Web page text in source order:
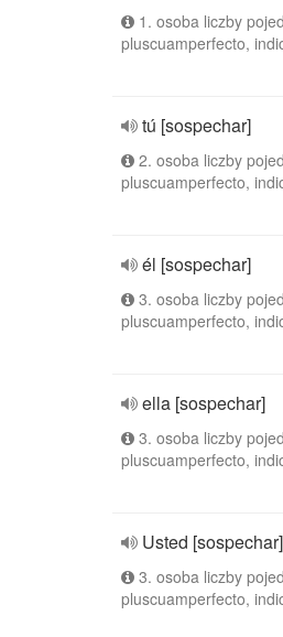
1. osoba liczby
pluscuamperfecto,
tú [sospechar]
2. osoba liczby
pluscuamperfecto,
él [sospechar]
3. osoba liczby
pluscuamperfecto,
ella [sospechar]
3. osoba liczby
pluscuamperfecto,
Usted [sospechar]
3. osoba liczby
pluscuamperfecto,